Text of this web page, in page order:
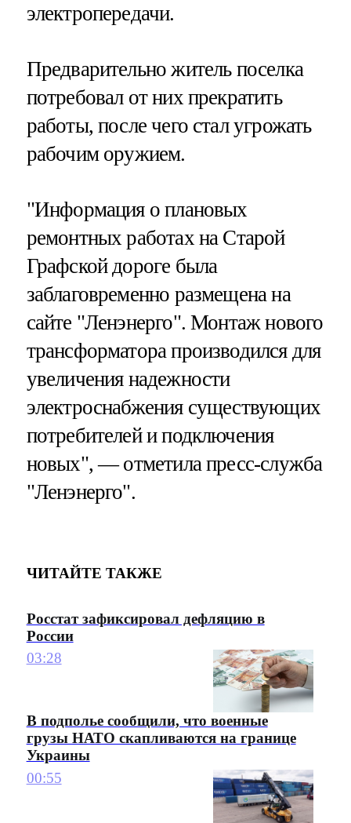
электропередачи.
Предварительно житель поселка
потребовал от них прекратить
работы, после чего стал угрожать
рабочим оружием.
"Информация о плановых
ремонтных работах на Старой
Графской дороге была
заблаговременно размещена на
сайте "Ленэнерго". Монтаж нового
трансформатора производился для
увеличения надежности
электроснабжения существующих
потребителей и подключения
новых", — отметила пресс-служба
"Ленэнерго".
ЧИТАЙТЕ ТАКЖЕ
Росстат зафиксировал дефляцию в
России
03:28
В подполье сообщили, что военные
грузы НАТО скапливаются на границе
Украины
00:55